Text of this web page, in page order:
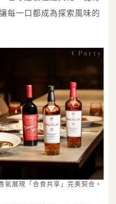
每一口都成為探索風味的
氣展現「合食共享」完美契合。